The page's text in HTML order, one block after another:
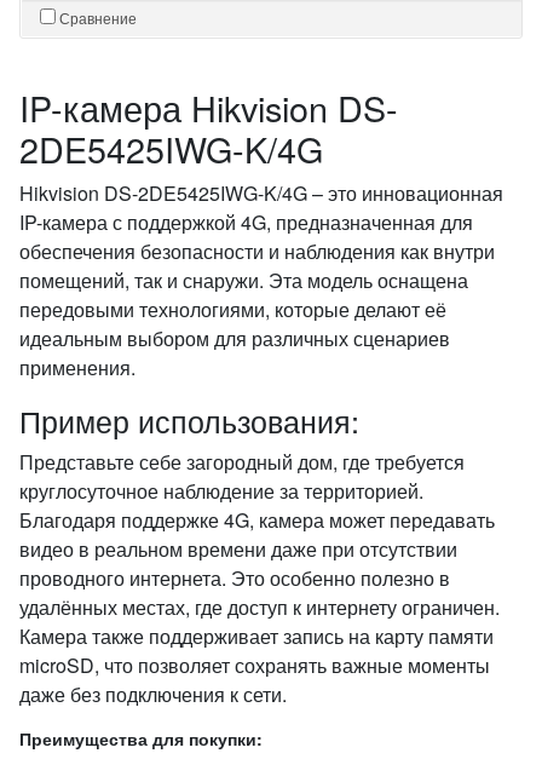
Сравнение
IP-камера Hikvision DS-
2DE5425IWG-K/4G
Hikvision DS-2DE5425IWG-K/4G – это инновационная
IP-камера с поддержкой 4G, предназначенная для
обеспечения безопасности и наблюдения как внутри
помещений, так и снаружи. Эта модель оснащена
передовыми технологиями, которые делают её
идеальным выбором для различных сценариев
применения.
Пример использования:
Представьте себе загородный дом, где требуется
круглосуточное наблюдение за территорией.
Благодаря поддержке 4G, камера может передавать
видео в реальном времени даже при отсутствии
проводного интернета. Это особенно полезно в
удалённых местах, где доступ к интернету ограничен.
Камера также поддерживает запись на карту памяти
microSD, что позволяет сохранять важные моменты
даже без подключения к сети.
Преимущества для покупки: